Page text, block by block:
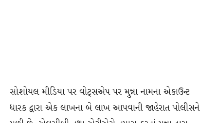
સોશોયલ મીડિયા પર વોટ્સએપ પર મુન્ના નામના એકાઉન્ટ
ધારક દ્વારા એક લાખના બે લાખ આપવાની જાહેરાત પોલીસને